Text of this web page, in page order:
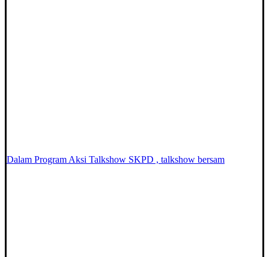
Dalam Program Aksi Talkshow SKPD , talkshow bersam